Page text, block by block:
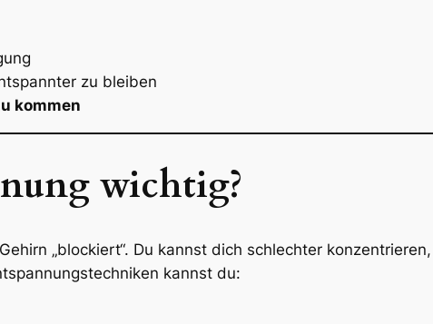
zu bleiben
kommen
wichtig?
„blockiert“. Du kannst dich schlechter
kannst du: